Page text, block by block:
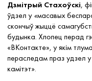
Дзмітрый Стахоўскі,
ўдзел у «масавых
скончыў жыццё
будынка. Хлопец перад
«ВКонтакте», у якім
пераследам праз удзел у
камітэт».